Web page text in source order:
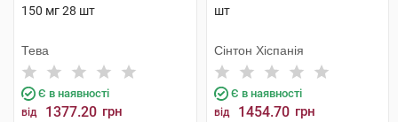
150 мг 28 шт
Тева
Є в наявності
від 1377.20 грн
шт
Сінтон Хіспанія
Є в наявності
від 1454.70 грн